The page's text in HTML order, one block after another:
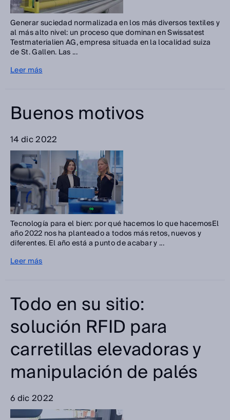
Generar suciedad normalizada en los más diversos textiles y
al más alto nivel: un proceso que dominan en Swissatest
Testmaterialien AG, empresa situada en la localidad suiza
de St. Gallen. Las ...
Leer más
Buenos motivos
14 dic 2022
Tecnología para el bien: por qué hacemos lo que hacemosEl
año 2022 nos ha planteado a todos más retos, nuevos y
diferentes. El año está a punto de acabar y ...
Leer más
Todo en su sitio:
solución RFID para
carretillas elevadoras y
manipulación de palés
6 dic 2022